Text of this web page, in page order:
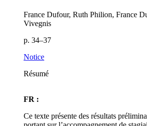
France Dufour, Ruth Philion, France
Vivegnis
p. 34–37
Notice
Résumé
FR :
Ce texte présente des résultats